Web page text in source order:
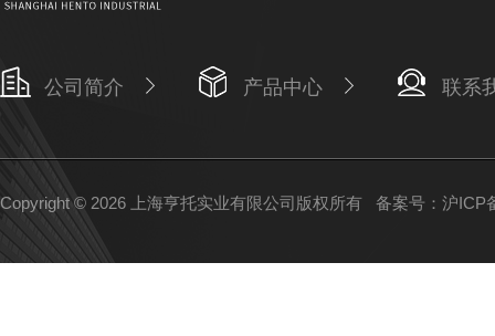
公司简介 产品中心 联系
Copyright © 2026 上海亨托实业有限公司版权所有 备案号：沪ICP